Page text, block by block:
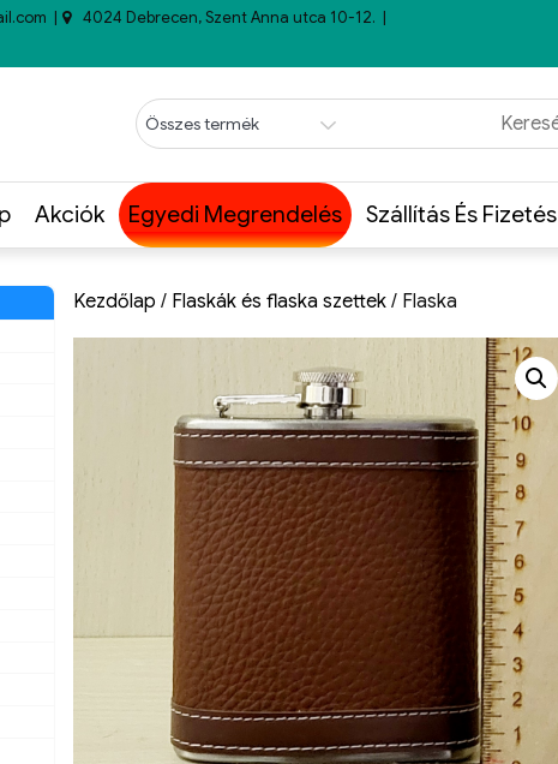
4024 Debrecen, Szent Anna utca 10-12.
Akciók Egyedi Megrendelés Szállítás És Fizetés
Kezdőlap / Flaskák és flaska szettek / Flaska